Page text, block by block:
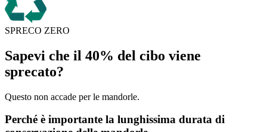
SPRECO ZERO
Sapevi che il 40% del cibo viene
sprecato?
Questo non accade per le mandorle.
Perché è importante la lunghissima durata di